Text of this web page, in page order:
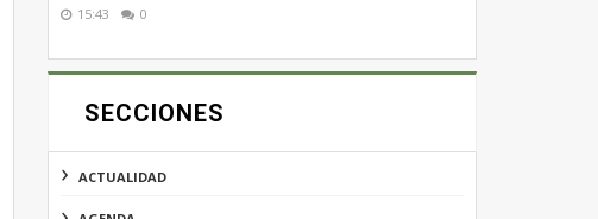
15:43 0
SECCIONES
ACTUALIDAD